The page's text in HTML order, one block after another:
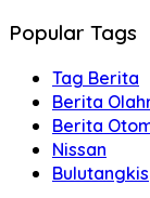
Popular Tags
Tag Berita
Berita
Berita
Nissan
Bulutangkis